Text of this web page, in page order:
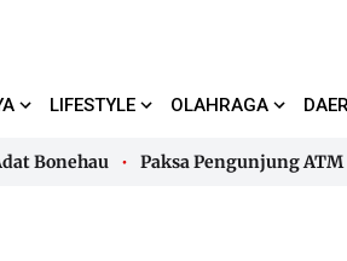
LIFESTYLE OLAHRAGA
Paksa Pengunjung ATM